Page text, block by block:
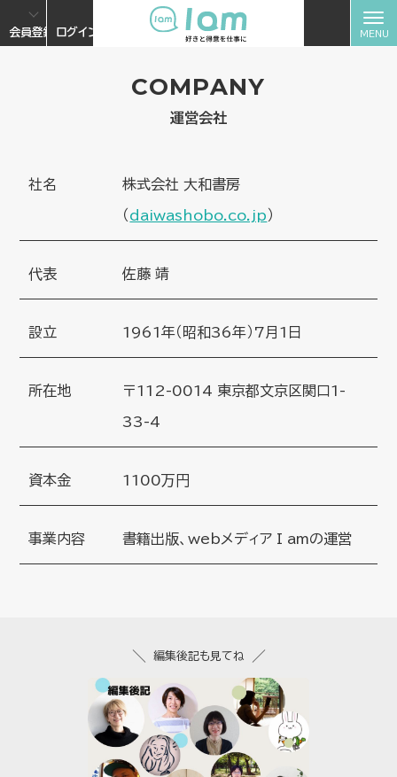
会員登録 ログイン
COMPANY
運営会社
社名 株式会社 大和書房
（ daiwashobo.co.jp ）
代表 佐藤 靖
設立 1961年（昭和36年）7月1日
所在地 〒112-0014 東京都文京区関口1-
33-4
資本金 1100万円
事業内容 書籍出版、webメディア I amの運営
編集後記も見てね